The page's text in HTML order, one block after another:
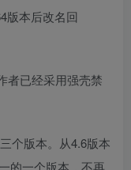
版本后改名回
者已经采用强壳禁
个版本。从4.6版本
的一个版本，不再